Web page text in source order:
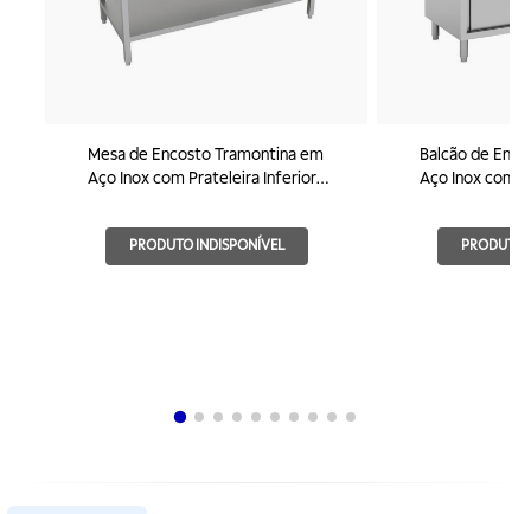
Mesa de Encosto Tramontina em
Aço Inox com Prateleira Inferior
PRODUTO INDISPONÍVEL
Balcão de
Aço Inox com
PRODUTO